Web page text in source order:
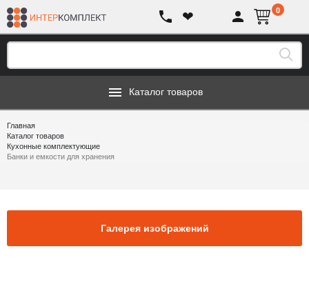
❤ 0
Каталог товаров
Главная
Каталог товаров
Кухонные комплектующие
Банки и емкости для хранения
Галерея изображений